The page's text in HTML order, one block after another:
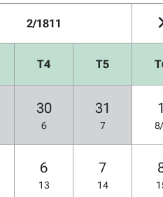
2/1811
T4 T5
30
6
31
7
1
6
13
7
14